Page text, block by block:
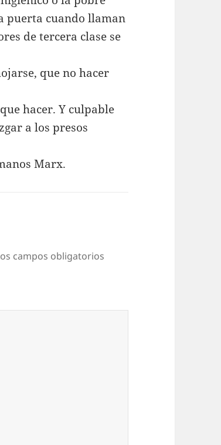
puerta cuando llaman
de tercera clase se
que no hacer
hacer. Y culpable
a los presos
Marx.
campos obligatorios